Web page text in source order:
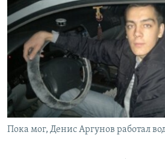
Пока мог, Денис Аргунов работал